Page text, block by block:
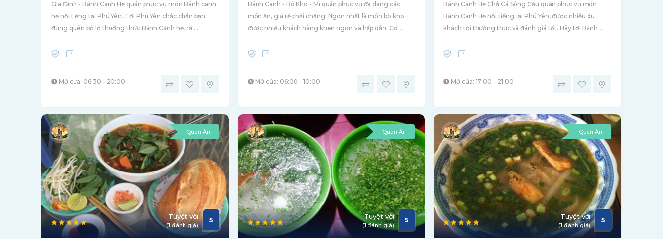
Gia Đình - Bánh Canh Hẹ quán phục vụ món Bánh canh
hẹ nổi tiếng tại Phú Yên. Tới Phú Yên chắc chắn bạn
đừng quên bỏ lỡ thưởng thức Bánh Canh hẹ, rấ ...
Mở cửa: 06:30 - 20:00
Bánh Canh - Bò Kho - Mì quán phục vụ đa dang các
món ăn, giá rẻ phải chăng. Ngon nhất là món bò kho
được nhiều khách hàng khen ngon và hấp dẫn. Có ...
Mở cửa: 06:00 - 10:00
Bánh Canh Hẹ Chả Cá Sông Cầu quán phục vụ món
Bánh Canh Hẹ nổi tiếng tại Phú Yên, được nhiều du
khách tới thưởng thức và đánh giá tốt. Hãy tới Bánh ...
Mở cửa: 17:00 - 21:00
Quán Ăn
Tuyệt vời
(1 đánh giá)
5
Quán Ăn
Tuyệt vời
(1 đánh giá)
5
Quán Ăn
Tuyệt vời
(1 đánh giá)
5